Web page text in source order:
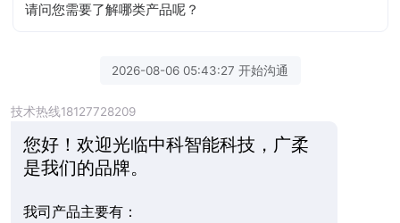
请问您需要了解哪类产品呢？
2026-08-06 05:43:27 开始沟通
技术热线18127728209
您好！欢迎光临中科智能科技，广柔
是我们的品牌。
我司产品主要有：